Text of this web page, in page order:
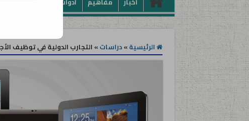
الرئيسية»دراسات» التجارب الدولية في توظيف